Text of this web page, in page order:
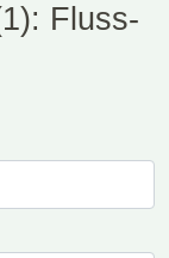
Fluss-